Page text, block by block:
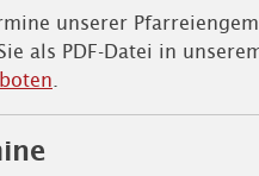
unserer
als PDF-Datei in